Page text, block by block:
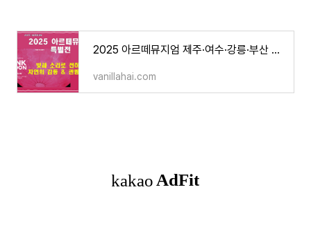
2025 아르떼뮤지엄 제주·여수·강릉·부산 입장권│ 빛과 소리로 전하는 감동
vanillahai.com